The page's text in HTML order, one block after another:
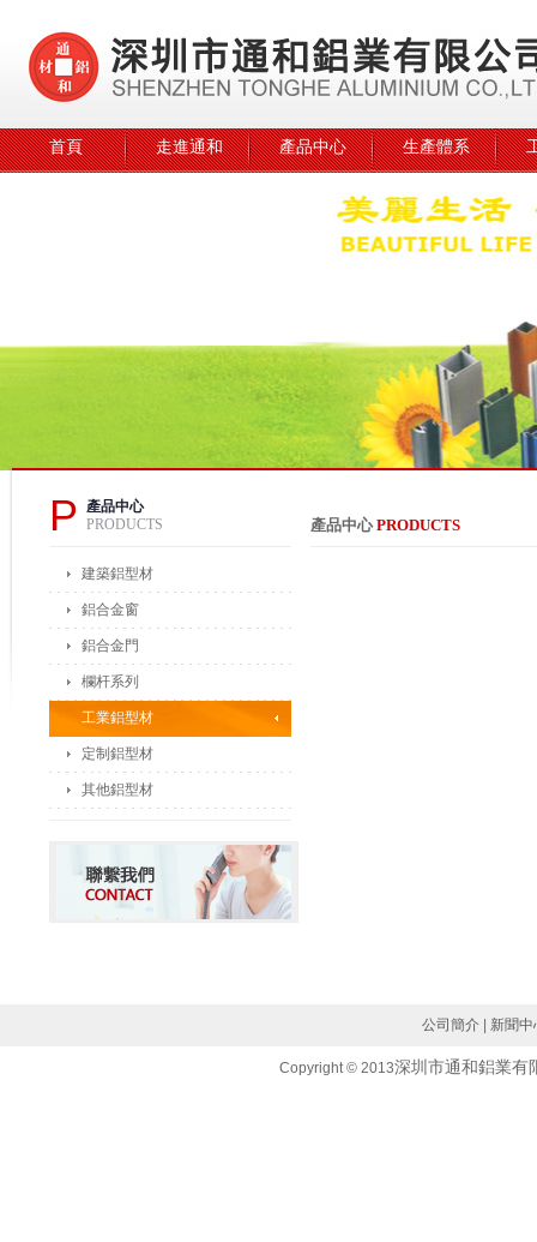
首頁 走進通和 產品中心 生產體系
P
產品中心
PRODUCTS
建築鋁型材
鋁合金窗
鋁合金門
欄杆系列
工業鋁型材
定制鋁型材
其他鋁型材
產品中心PRODUCTS
公司簡介 新聞中
Copyright © 2013深圳市通和鋁業有